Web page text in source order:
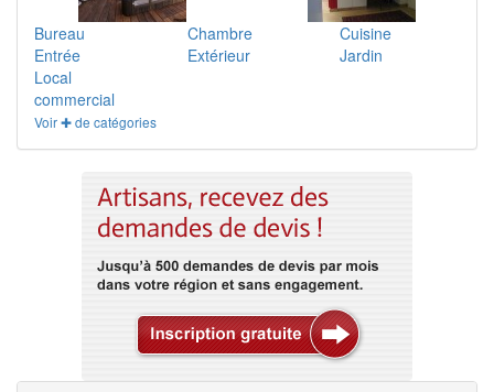
Bureau Chambre
Cuisine
Entrée
Extérieur
Jardin
Local
commercial
Voir ✚ de catégories